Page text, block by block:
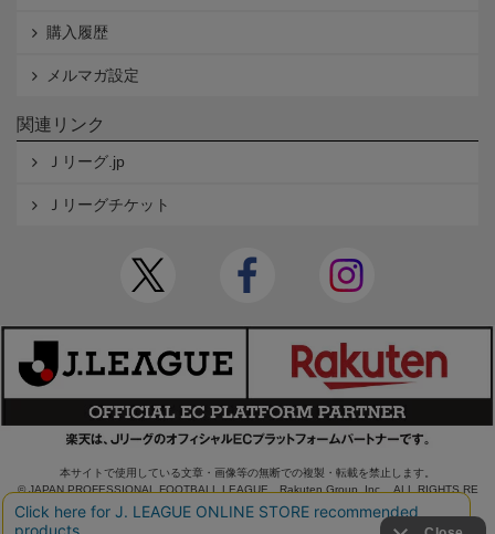
購入履歴
メルマガ設定
関連リンク
Ｊリーグ.jp
Ｊリーグチケット
本サイトで使用している文章・画像等の無断での複製・転載を禁止します。
© JAPAN PROFESSIONAL FOOTBALL LEAGUE Rakuten Group, Inc. ALL RIGHTS RE
SERVED.